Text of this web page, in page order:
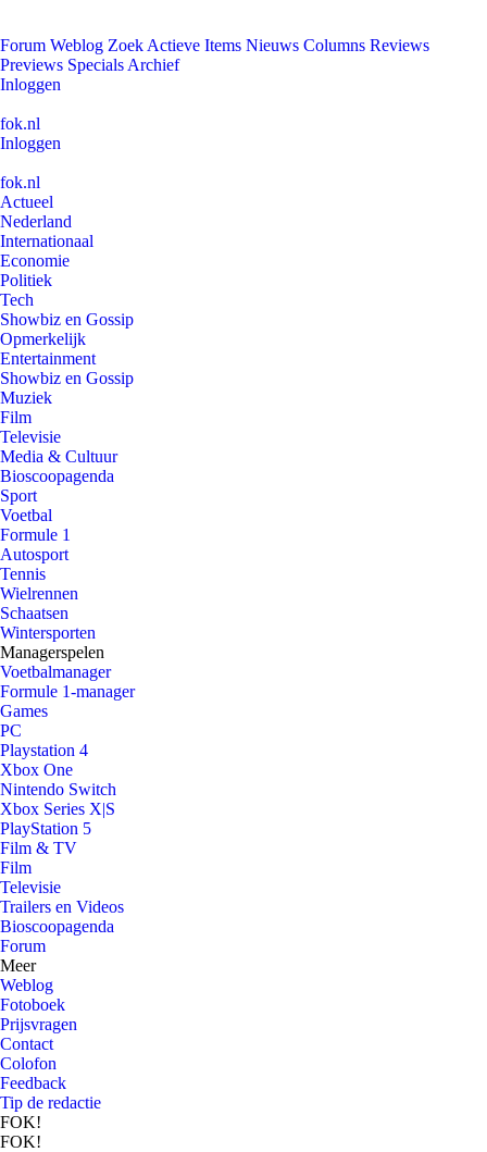
Forum Weblog Zoek Actieve Items Nieuws Columns Reviews
Previews Specials Archief
Inloggen
fok.nl
Inloggen
fok.nl
Actueel
Nederland
Internationaal
Economie
Politiek
Tech
Showbiz en Gossip
Opmerkelijk
Entertainment
Showbiz en Gossip
Muziek
Film
Televisie
Media & Cultuur
Bioscoopagenda
Sport
Voetbal
Formule 1
Autosport
Tennis
Wielrennen
Schaatsen
Wintersporten
Managerspelen
Voetbalmanager
Formule 1-manager
Games
PC
Playstation 4
Xbox One
Nintendo Switch
Xbox Series X|S
PlayStation 5
Film & TV
Film
Televisie
Trailers en Videos
Bioscoopagenda
Forum
Meer
Weblog
Fotoboek
Prijsvragen
Contact
Colofon
Feedback
Tip de redactie
FOK!
FOK!